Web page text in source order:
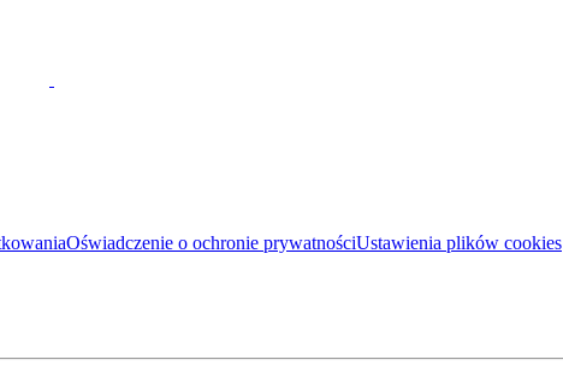
Oświadczenie o ochronie prywatnościUstawienia plików cookies